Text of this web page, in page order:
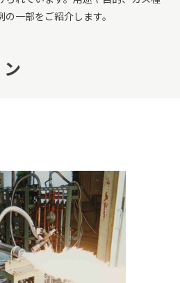
一部をご紹介します。